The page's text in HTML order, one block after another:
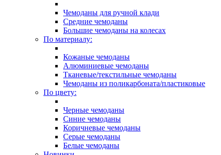
Чемоданы для ручной клади
Средние чемоданы
Большие чемоданы на колесах
По материалу:
Кожаные чемоданы
Алюминиевые чемоданы
Тканевые/текстильные чемоданы
Чемоданы из поликарбоната/пластиковые
По цвету:
Черные чемоданы
Синие чемоданы
Коричневые чемоданы
Серые чемоданы
Белые чемоданы